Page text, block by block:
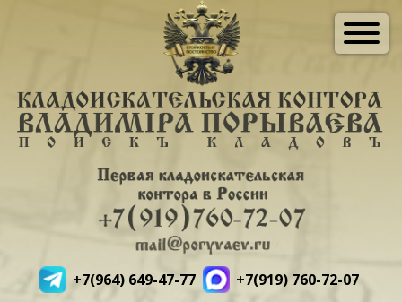
+7(964) 649-47-77 +7(919) 760-72-07